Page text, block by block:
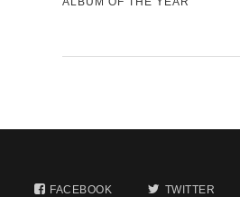
FACEBOOK TWITTER